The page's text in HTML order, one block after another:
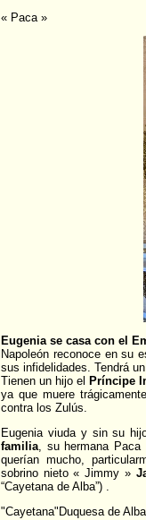
« Paca »
Eugenia se casa con el
Napoleón reconoce en su
sus infidelidades. Tendrá
Tienen un hijo el Príncipe
ya que muere
contra los Zulús.
Eugenia viuda y sin su
familia, su hermana
querían mucho,
sobrino nieto « Jimmy »
“Cayetana de Alba”) .
"Cayetana"Duquesa de Alba